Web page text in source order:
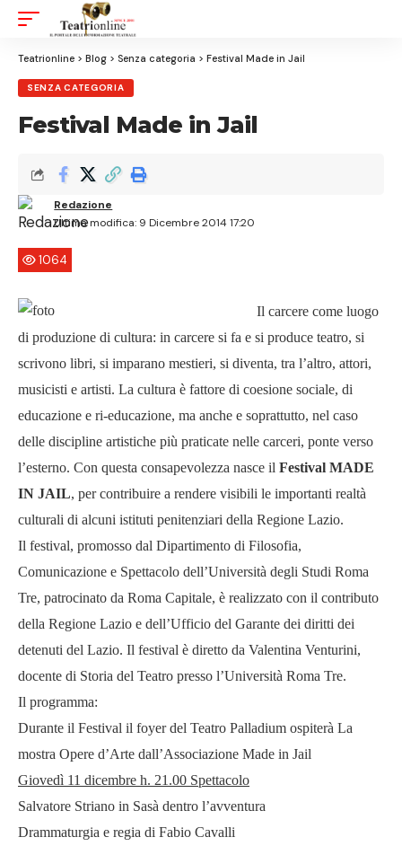
Teatrionline > Blog > Senza categoria > Festival Made in Jail
SENZA CATEGORIA
Festival Made in Jail
Ultima modifica: 9 Dicembre 2014 17:20
Redazione
1064
Il carcere come luogo
di produzione di cultura: in carcere si fa e si produce teatro, si
scrivono libri, si imparano mestieri, si diventa, tra l’altro, attori,
musicisti e artisti. La cultura è fattore di coesione sociale, di
educazione e ri-educazione, ma anche e soprattutto, nel caso
delle discipline artistiche più praticate nelle carceri, ponte verso
l’esterno. Con questa consapevolezza nasce il Festival MADE
IN JAIL, per contribuire a rendere visibili le importanti realtà
culturali di alcuni istituti penitenziari della Regione Lazio.
Il festival, promosso dal Dipartimento di Filosofia,
Comunicazione e Spettacolo dell’Università degli Studi Roma
Tre, patrocinato da Roma Capitale, è realizzato con il contributo
della Regione Lazio e dell’Ufficio del Garante dei diritti dei
detenuti del Lazio. Il festival è diretto da Valentina Venturini,
docente di Storia del Teatro presso l’Università Roma Tre.
Il programma:
Durante il Festival il foyer del Teatro Palladium ospiterà La
mostra Opere d’Arte dall’Associazione Made in Jail
Giovedì 11 dicembre h. 21.00 Spettacolo
Salvatore Striano in Sasà dentro l’avventura
Drammaturgia e regia di Fabio Cavalli